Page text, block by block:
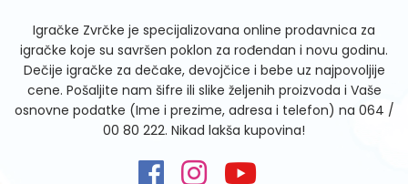
Igračke Zvrčke je specijalizovana online prodavnica za
igračke koje su savršen poklon za rođendan i novu godinu.
Dečije igračke za dečake, devojčice i bebe uz najpovoljije
cene. Pošaljite nam šifre ili slike željenih proizvoda i Vaše
osnovne podatke (Ime i prezime, adresa i telefon) na 064 /
00 80 222. Nikad lakša kupovina!